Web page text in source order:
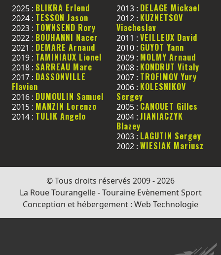
2025 : BLIKRA Erlend
2024 : TESSON Jason
2023 : TOWNSEND Rory
2022 : BOUHANNI Nacer
2021 : DEMARE Arnaud
2019 : TAMINIAUX Lionel
2018 : SARREAU Marc
2017 : DASSONVILLE
Flavien
2016 : DUMOULIN Samuel
2015 : MANZIN Lorenzo
2014 : TULIK Angelo
2013 : DELAGE Mickael
2012 : KUZNETSOV
Viacheslav
2011 : VEILLEUX David
2010 : GUYOT Yann
2009 : MOLMY Arnaud
2008 : KONDRUT Vitaly
2007 : TROFIMOV Yury
2006 : KOLESNIKOV
Sergey
2005 : CANOUET Gilles
2004 : JIANIACZYK
Blazey
2003 : LAGUTIN Sergey
2002 : WIESIAK Mariusz
© Tous droits réservés 2009 - 2026
La Roue Tourangelle - Touraine Evènement Sport
Conception et hébergement : Web Technologie